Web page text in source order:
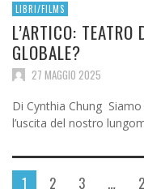
LIBRI/FILMS
L’ARTICO: TEATRO
GLOBALE?
27 MAGGIO 2025
Di Cynthia Chung
l’uscita del nostro
1 2 3 …